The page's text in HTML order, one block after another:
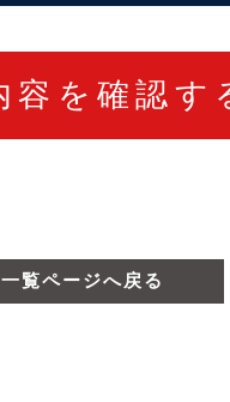
一覧ページへ戻る